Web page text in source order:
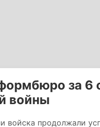
за 6
войны
войска продолжали